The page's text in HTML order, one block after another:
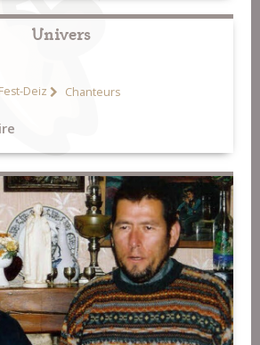
Univers
Deiz Chanteurs